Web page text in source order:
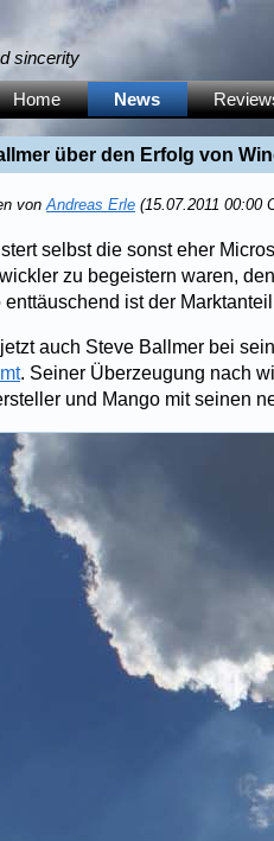
sincerity
Home News
über den Erfolg von
vonAndreas Erle (15.07.2011 00:00
selbst die sonst eher
zu begeistern waren,
enttäuschend ist der
auch Steve Ballmer bei
. Seiner Überzeugung nach
und Mango mit seinen